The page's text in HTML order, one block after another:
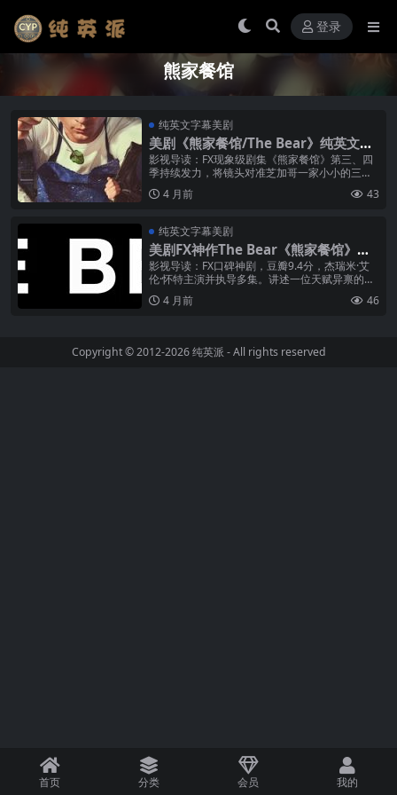
登录
熊家餐馆
纯英文字幕美剧
美剧《熊家餐馆/The Bear》纯英文字
幕MP4下载
影视导读：FX现象级剧集《熊家餐馆》第三、四
季持续发力，将镜头对准芝加哥一家小小的三明
治餐馆，深入探索餐饮业的疯狂与厨师们的热血
灵魂。主角卡梅伦在接手亡兄留下的...
4 月前 43
纯英文字幕美剧
美剧FX神作The Bear《熊家餐馆》纯
英文字幕MP4下载
影视导读：FX口碑神剧，豆瓣9.4分，杰瑞米·艾
伦·怀特主演并执导多集。讲述一位天赋异禀的年
轻厨师卡梅尔·贝萨托在芝加哥接手家族三明治熟
食店的故事，在后厨的炙热...
4 月前 46
Copyright © 2012-2026纯英派 - All rights reserved
首页 分类 会员 我的